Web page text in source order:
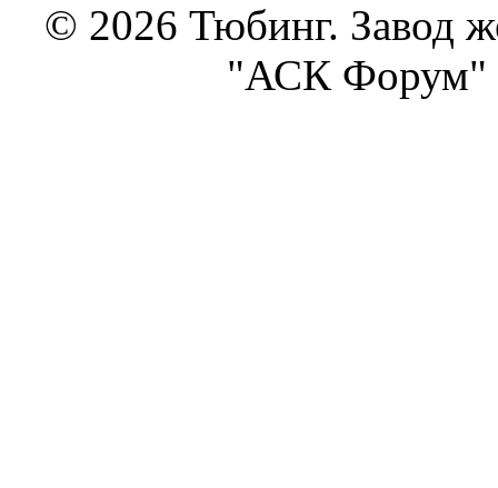
© 2026 Тюбинг. Завод
"АСК Форум"